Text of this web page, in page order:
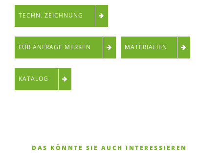
TECHN. ZEICHNUNG
FÜR ANFRAGE MERKEN MATERIALIEN
KATALOG
DAS KÖNNTE SIE AUCH INTERESSIEREN